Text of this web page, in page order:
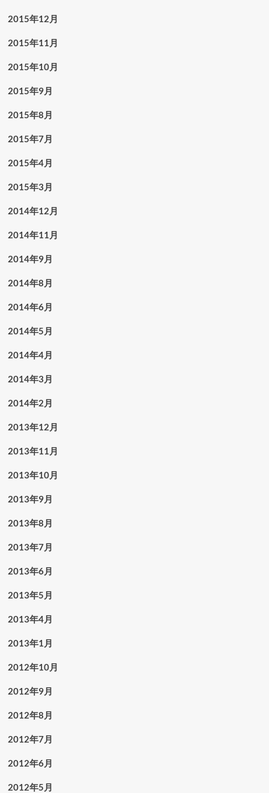
2015年12月
2015年11月
2015年10月
2015年9月
2015年8月
2015年7月
2015年4月
2015年3月
2014年12月
2014年11月
2014年9月
2014年8月
2014年6月
2014年5月
2014年4月
2014年3月
2014年2月
2013年12月
2013年11月
2013年10月
2013年9月
2013年8月
2013年7月
2013年6月
2013年5月
2013年4月
2013年1月
2012年10月
2012年9月
2012年8月
2012年7月
2012年6月
2012年5月